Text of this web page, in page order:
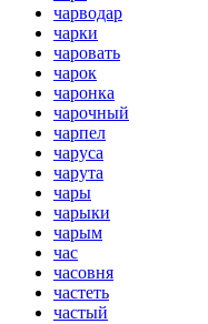
чарводар
чарки
чаровать
чарок
чаронка
чарочный
чарпел
чаруса
чарута
чары
чарыки
чарым
час
часовня
частеть
частый